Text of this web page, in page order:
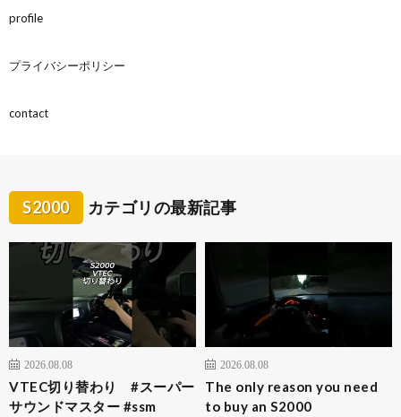
profile
プライバシーポリシー
contact
S2000 カテゴリの最新記事
2026.08.08
VTEC切り替わり #スーパー
サウンドマスター #ssm
2026.08.08
The only reason you need
to buy an S2000